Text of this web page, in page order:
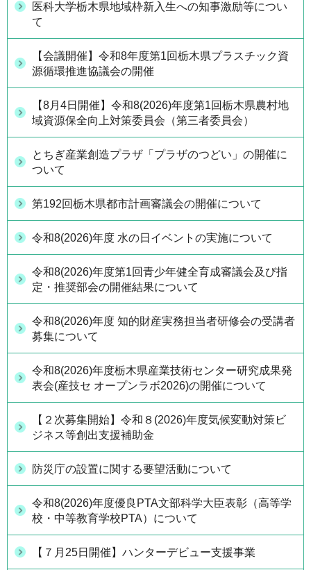
医科大学栃木県地域枠新入生への知事激励等につい
て
【会議開催】令和8年度第1回栃木県プラスチック資
源循環推進協議会の開催
【8月4日開催】令和8(2026)年度第1回栃木県農村地
域資源保全向上対策委員会（第三者委員会）
とちぎ産業創造プラザ「プラザのつどい」の開催に
ついて
第192回栃木県都市計画審議会の開催について
令和8(2026)年度 水の日イベントの実施について
令和8(2026)年度第1回青少年健全育成審議会及び指
定・推奨部会の開催結果について
令和8(2026)年度 知的財産実務担当者研修会の受講者
募集について
令和8(2026)年度栃木県産業技術センター研究成果発
表会(産技セ オープンラボ2026)の開催について
【２次募集開始】令和８(2026)年度気候変動対策ビ
ジネス等創出支援補助金
防災庁の設置に関する要望活動について
令和8(2026)年度優良PTA文部科学大臣表彰（高等学
校・中等教育学校PTA）について
【７月25日開催】ハンターデビュー支援事業